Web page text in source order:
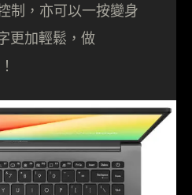
制，亦可以一按變身
更加輕鬆，做